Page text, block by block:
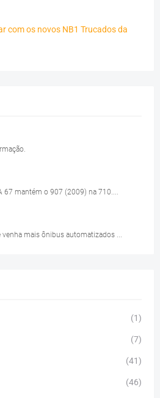
com os novos NB1 Trucados da
67 mantém o 907 (2009) na 710....
venha mais ônibus automatizados ...
(1)
(7)
(41)
(46)